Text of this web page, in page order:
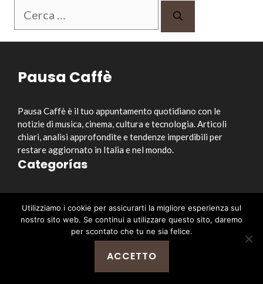
Ricerca
Pausa Caffè
Pausa Caffè è il tuo appuntamento quotidiano con le
notizie di musica, cinema, cultura e tecnologia. Articoli
chiari, analisi approfondite e tendenze imperdibili per
restare aggiornato in Italia e nel mondo.
Categorías
Musica
Cinema e Serie TV
Style&Culture
Enlaces útiles
Utilizziamo i cookie per assicurarti la migliore esperienza sul
nostro sito web. Se continui a utilizzare questo sito, daremo
per scontato che tu ne sia felice.
ACCETTO